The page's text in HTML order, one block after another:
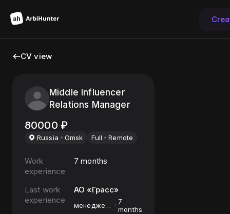
CV view
Middle Influencer
Relations Manager
80000 ₽
Russia Omsk Full Remote
Work
experience
7 months
Last work
experience
АО «Грасс»
менеджер
7
months